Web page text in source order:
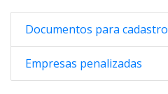
Documentos para cadastro
Empresas penalizadas